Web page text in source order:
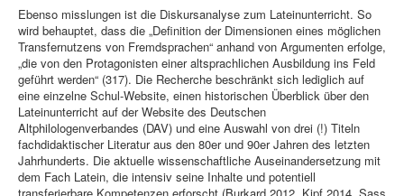
Ebenso misslungen ist die Diskursanalyse zum Lateinunterricht. So
wird behauptet, dass die „Definition der Dimensionen eines möglichen
Transfernutzens von Fremdsprachen“ anhand von Argumenten erfolge,
„die von den Protagonisten einer altsprachlichen Ausbildung ins Feld
geführt werden“ (317). Die Recherche beschränkt sich lediglich auf
eine einzelne Schul-Website, einen historischen Überblick über den
Lateinunterricht auf der Website des Deutschen
Altphilologenverbandes (DAV) und eine Auswahl von drei (!) Titeln
fachdidaktischer Literatur aus den 80er und 90er Jahren des letzten
Jahrhunderts. Die aktuelle wissenschaftliche Auseinandersetzung mit
dem Fach Latein, die intensiv seine Inhalte und potentiell